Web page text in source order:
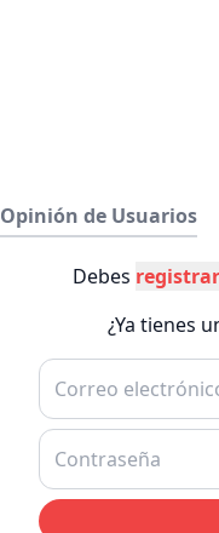
Opinión de Usuarios
Debes
¿Ya tienes